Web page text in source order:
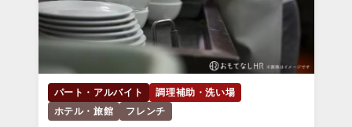
パート・アルバイト
調理補助・洗い場
ホテル・旅館
フレンチ